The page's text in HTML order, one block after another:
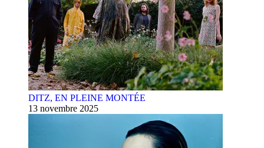
DITZ, EN PLEINE MONTÉE
13 novembre 2025